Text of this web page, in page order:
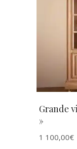
Grande
»
1 100,00€